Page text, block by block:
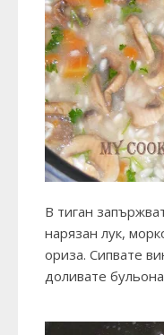
В тиган
нарязан лук,
ориза. Сипвате
доливате